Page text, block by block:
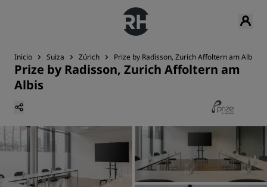
Inicio Suiza Zúrich Prize by Radisson, Zurich Affoltern am Albis
Prize by Radisson, Zurich Affoltern am
Albis